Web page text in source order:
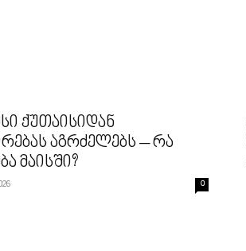
ქუთაისიდან
აგრძელებს – რა
მაისში?
0